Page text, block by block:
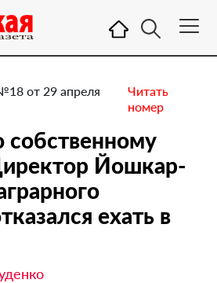
от 29 апреля
Читать
номер
Йошкар-
ехать в